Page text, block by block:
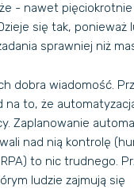
- nawet
się tak, ponieważ
sprawniej niż
dobra wiadomość.
na to, że
Zaplanowanie
nad nią kontrolę
to nic trudnego.
ludzie zajmują się